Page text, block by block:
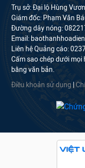
Trụ sở: Đại lộ Hùng
Giám đốc: Phạm Văn
Đường dây nóng:
Email:
Liên hệ Quảng cáo:
Cấm sao chép dưới
bằng văn bản.
Điều khoản sử dụng